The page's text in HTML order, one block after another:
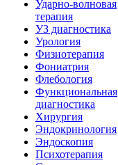
Ударно-волновая
терапия
УЗ диагностика
Урология
Физиотерапия
Фониатрия
Флебология
Функциональная
диагностика
Хирургия
Эндокринология
Эндоскопия
Психотерапия